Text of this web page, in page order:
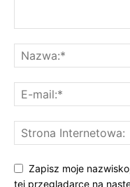
Zapisz moje
tej przeglądarce na